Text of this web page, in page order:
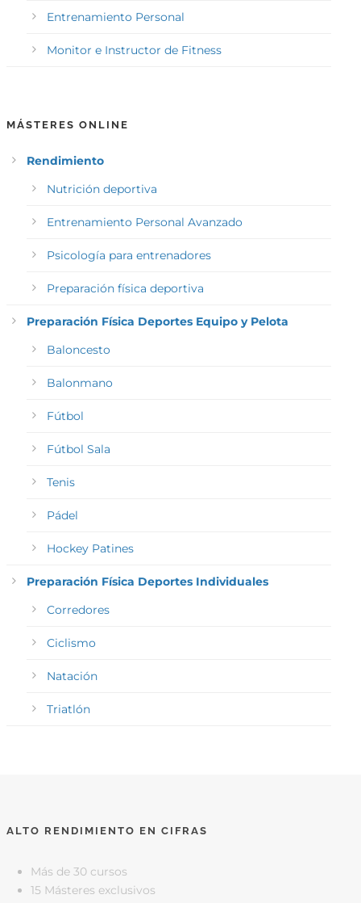
Entrenamiento Personal
Monitor e Instructor de Fitness
MÁSTERES ONLINE
Rendimiento
Nutrición deportiva
Entrenamiento Personal Avanzado
Psicología para entrenadores
Preparación física deportiva
Preparación Física Deportes Equipo y Pelota
Baloncesto
Balonmano
Fútbol
Fútbol Sala
Tenis
Pádel
Hockey Patines
Preparación Física Deportes Individuales
Corredores
Ciclismo
Natación
Triatlón
ALTO RENDIMIENTO EN CIFRAS
Más de 30 cursos
15 Másteres exclusivos